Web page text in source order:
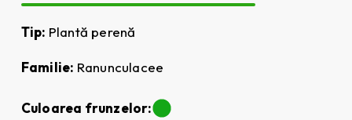
Tip: Plantă perenă
Familie: Ranunculacee
Culoarea frunzelor: